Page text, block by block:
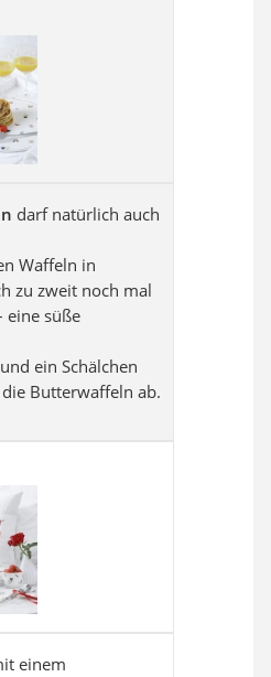
darf natürlich auch
Waffeln in
zu zweit noch mal
eine süße
ein Schälchen
Butterwaffeln ab.
einem